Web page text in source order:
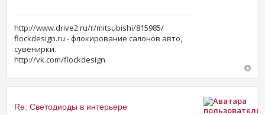
http://www.drive2.ru/r/mitsubishi/815985/
flockdesign.ru - флокирование салонов авто,
сувенирки.
http://vk.com/flockdesign
Re: Светодиоды в интерьере